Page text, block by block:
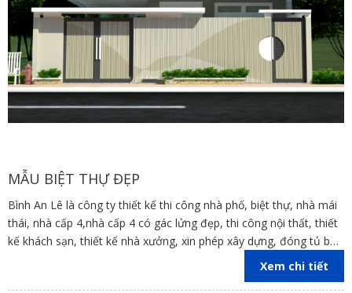
MẪU BIỆT THỰ ĐẸP
Bình An Lê là công ty thiết kế thi công nhà phố, biệt thự, nhà mái
thái, nhà cấp 4,nhà cấp 4 có gác lửng đẹp, thi công nội thất, thiết
kế khách sạn, thiết kế nhà xưởng, xin phép xây dựng, đóng tủ bếp
trên địa bàn các tỉnh Đồng Nai, Bình Dương, TP Hồ Chí Minh,
Xem chi tiết